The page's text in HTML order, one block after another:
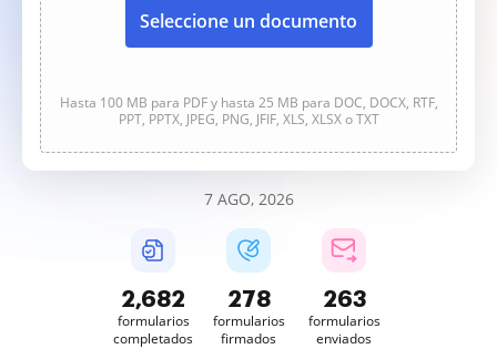
Seleccione un documento
Hasta 100 MB para PDF y hasta 25 MB para DOC, DOCX, RTF,
PPT, PPTX, JPEG, PNG, JFIF, XLS, XLSX o TXT
7 AGO, 2026
2,683
formularios
completados
278
formularios
firmados
263
formularios
enviados